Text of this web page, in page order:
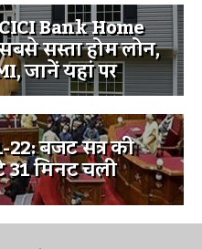
Bank Home
सस्ता होम लोन,
जानें यहां पर
बजट सत्र की
31 मिनट चली